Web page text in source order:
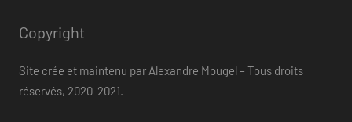
Copyright
Site crée et maintenu par Alexandre Mougel – Tous droits
réservés, 2020-2021.